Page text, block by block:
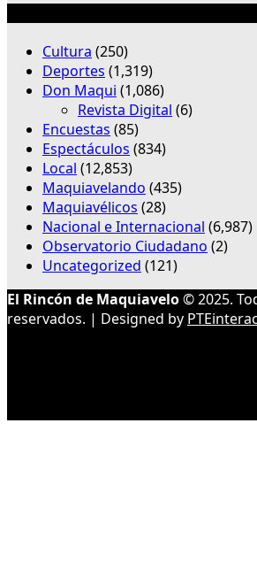
Cultura (250)
Deportes (1,319)
Don Maqui (1,086)
Revista Digital (6)
Encuestas (85)
Espectáculos (834)
Local (12,853)
Maquiavelando (435)
Maquiavélicos (28)
Nacional e Internacional (6,987)
Observatorio Ciudadano (2)
Uncategorized (121)
El Rincón de Maquiavelo© 2025.
reservados. | Designed by